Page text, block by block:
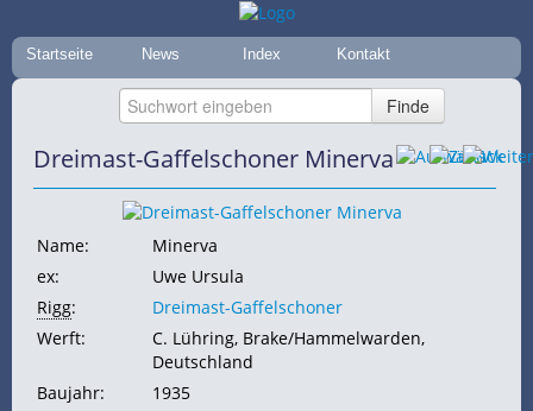
Startseite News Index Kontakt
Dreimast-Gaffelschoner Minerva
Name:
Minerva
ex:
Uwe Ursula
Rigg:
Dreimast-Gaffelschoner
Werft:
C. Lühring, Brake/Hammelwarden,
Deutschland
Baujahr:
1935